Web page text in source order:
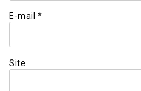
E-mail *
Site